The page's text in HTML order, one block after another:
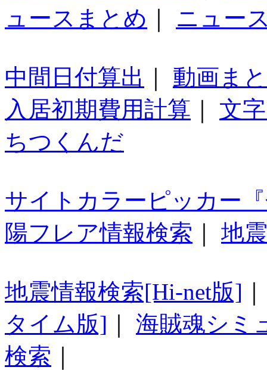
ュースまとめ
ニュー
中間日付算出
動画ま
入居初期費用計算
文
ちつくんだ
サイトカラーピッカー
陽フレア情報検索
地
地震情報検索[Hi-net版]
タイム版]
海賊魂シミ
検索